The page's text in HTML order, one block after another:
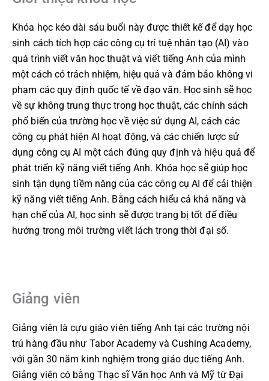
Khóa học kéo dài sáu buổi này được thiết kế để dạy học
sinh cách tích hợp các công cụ trí tuệ nhân tạo (AI) vào
quá trình viết văn học thuật và viết tiếng Anh của mình
một cách có trách nhiệm, hiệu quả và đảm bảo không vi
phạm các quy định quốc tế về đạo văn. Học sinh sẽ học
về sự không trung thực trong học thuật, các chính sách
phổ biến của trường học về việc sử dụng AI, cách các
công cụ phát hiện AI hoạt động, và các chiến lược sử
dụng công cụ AI một cách đúng quy định và hiệu quả để
phát triển kỹ năng viết tiếng Anh. Khóa học sẽ giúp học
sinh tận dụng tiềm năng của các công cụ AI để cải thiện
kỹ năng viết tiếng Anh. Bằng cách hiểu cả khả năng và
hạn chế của AI, học sinh sẽ được trang bị tốt để điều
hướng trong môi trường viết lách trong thời đại số.
Giảng viên
Giảng viên là cựu giáo viên tiếng Anh tại các trường nội
trú hàng đầu như Tabor Academy và Cushing Academy,
với gần 30 năm kinh nghiệm trong giáo dục tiếng Anh.
Giảng viên có bằng Thạc sĩ Văn học Anh và Mỹ từ Đại